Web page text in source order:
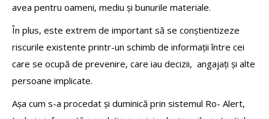
avea pentru oameni, mediu și bunurile materiale.
În plus, este extrem de important să se conștientizeze
riscurile existente printr-un schimb de informații între cei
care se ocupă de prevenire, care iau decizii, angajați și alte
persoane implicate.
Așa cum s-a procedat și duminică prin sistemul Ro- Alert,